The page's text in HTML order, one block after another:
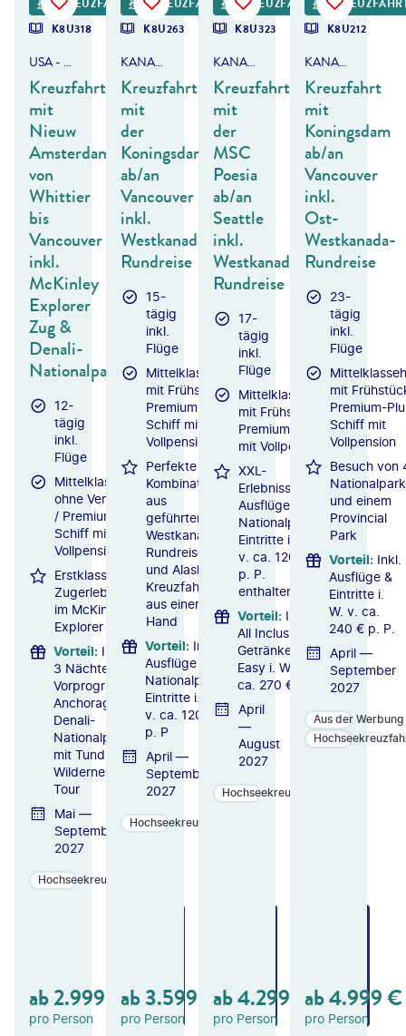
K8U318
USA - ALASKA & KANADA
Kreuzfahrt
mit
Nieuw
Amsterdam
von
Whittier
bis
Vancouver
inkl.
McKinley
Explorer
Zug &
Denali-
Nationalpark
12-
tägig
inkl.
Flüge
Mittelklassehotels
ohne Verpflegung
/ Premium-Plus-
Schiff mit
Vollpension
Erstklassiges
Zugerlebnis
im McKinley
Explorer
Vorteil: Inkl.
3 Nächte
Vorprogramm
Anchorage &
Denali-
Nationalpark
mit Tundra
Wilderness
Tour
Mai —
September
2027
Hochseekreuzfahrten
ab2.999 €
pro Person
B
OT
K8U263
KANADA & ALASKA
Kreuzfahrt
mit
der
Koningsdam
ab/an
Vancouver
inkl.
Westkanada-
Rundreise
15-
tägig
inkl.
Flüge
Mittelklassehotels
mit Frühstück /
Premium-Plus-
Schiff mit
Vollpension
Perfekte
Kombination
aus
geführter
Westkanada-
Rundreise
und Alaska-
Kreuzfahrt
aus einer
Hand
Vorteil: Inkl.
Ausflüge &
Nationalpark-
Eintritte i. W.
v. ca. 120 €
p. P
April —
September
2027
Hochseekreuzfahrten
ab3.599 €
pro Person
B
OT
K8U323
KANADA & ALASKA
Kreuzfahrt
mit
der
MSC
Poesia
ab/an
Seattle
inkl.
Westkanada-
Rundreise
17-
tägig
inkl.
Flüge
Mittelklassehotels
mit Frühstück /
Premium-Schiff
mit Vollpension
XXL-
Erlebnisse:
Ausflüge &
Nationalpark-
Eintritte i. W.
v. ca. 120 €
p. P.
enthalten
Vorteil: Inkl.
All Inclusive-
Getränkepaket
Easy i. W. v.
ca. 270 € p. P.
April
—
August
2027
Hochseekreuzfahrten
ab4.299 €
pro Person
B
OT
K8U212
KANADA & ALASKA
Kreuzfahrt
mit
Koningsdam
ab/an
Vancouver
inkl.
Ost-
Westkanada-
Rundreise
23-
tägig
inkl.
Flüge
mit
Premium-
Schiff mit
Vollpension
Besuch von
und einem
Provincial
Park
Vorteil: Inkl.
Ausflüge &
Eintritte i.
W. v. ca.
240 € p. P.
April —
September
2027
Aus der Werbung
ab4.999€
pro Person